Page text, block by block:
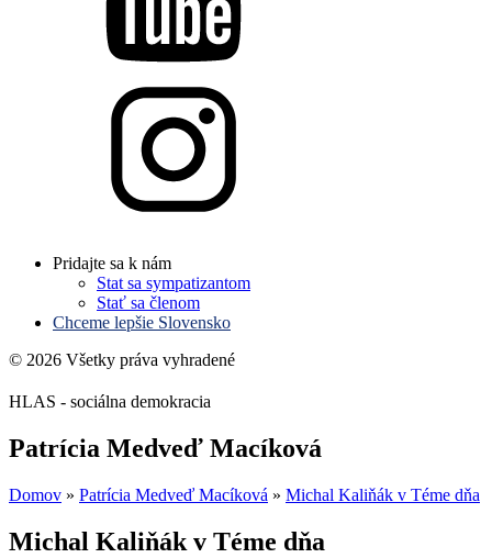
Pridajte sa k nám
Stat sa sympatizantom
Stať sa členom
Chceme lepšie Slovensko
© 2026 Všetky práva vyhradené
HLAS - sociálna demokracia
Patrícia Medveď Macíková
Domov » Patrícia Medveď Macíková » Michal Kaliňák v Téme dňa
Michal Kaliňák v Téme dňa